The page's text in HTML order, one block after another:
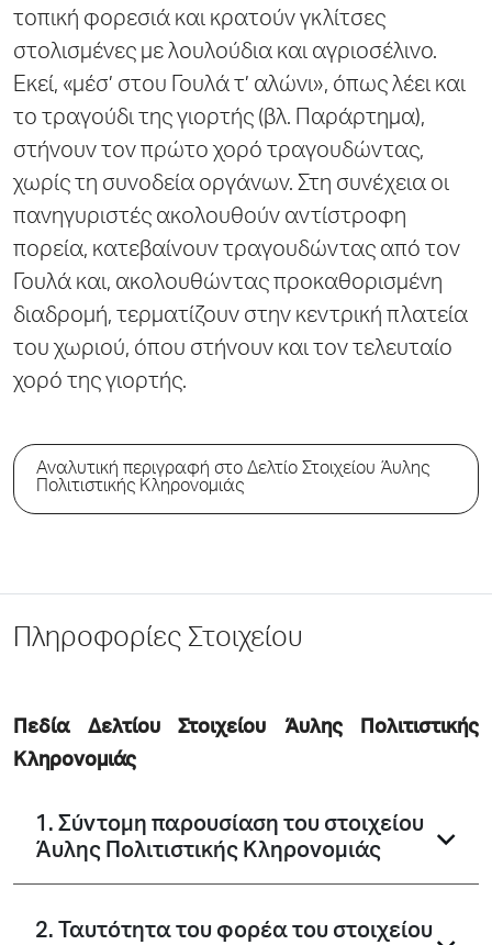
τοπική φορεσιά και κρατούν γκλίτσες
στολισμένες με λουλούδια και αγριοσέλινο.
Εκεί, «μέσ’ στου Γουλά τ’ αλώνι», όπως λέει και
το τραγούδι της γιορτής (βλ. Παράρτημα),
στήνουν τον πρώτο χορό τραγουδώντας,
χωρίς τη συνοδεία οργάνων. Στη συνέχεια οι
πανηγυριστές ακολουθούν αντίστροφη
πορεία, κατεβαίνουν τραγουδώντας από τον
Γουλά και, ακολουθώντας προκαθορισμένη
διαδρομή, τερματίζουν στην κεντρική πλατεία
του χωριού, όπου στήνουν και τον τελευταίο
χορό της γιορτής.
Αναλυτική περιγραφή στο Δελτίο Στοιχείου Άυλης
Πολιτιστικής Κληρονομιάς
Πληροφορίες Στοιχείου
Πεδία Δελτίου Στοιχείου Άυλης Πολιτιστικής
Κληρονομιάς
1. Σύντομη παρουσίαση του στοιχείου
Άυλης Πολιτιστικής Κληρονομιάς
2. Ταυτότητα του φορέα του στοιχείου